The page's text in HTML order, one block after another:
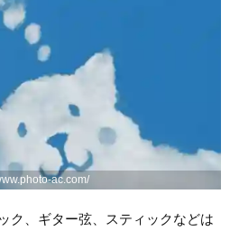
ac.com/
ク、ギター弦、スティックなどは